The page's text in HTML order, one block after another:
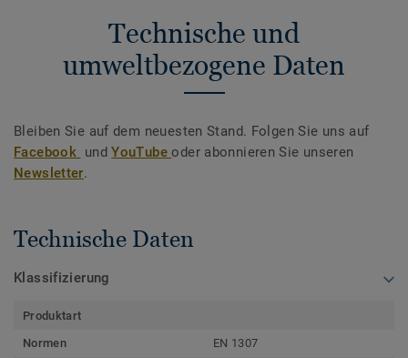
Technische und
umweltbezogene Daten
Bleiben Sie auf dem neuesten Stand. Folgen Sie uns auf
Facebook undYouTubeoder abonnieren Sie unseren
Newsletter.
Technische Daten
Klassifizierung
Produktart
Normen
EN 1307